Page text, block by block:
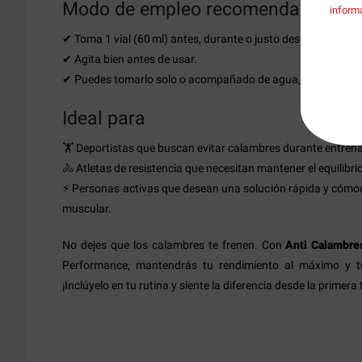
Modo de empleo recomendado
✔ Toma 1 vial (60 ml) antes, durante o justo después de tu
✔ Agita bien antes de usar.
✔ Puedes tomarlo solo o acompañado de agua, según tu
Ideal para
🏋️ Deportistas que buscan evitar calambres durante
🚴 Atletas de resistencia que necesitan mantener el
⚡ Personas activas que desean una solución rápida y
muscular.
No dejes que los calambres te frenen. ConAnti
Performance, mantendrás tu rendimiento al máximo y
¡Inclúyelo en tu rutina y siente la diferencia desde la primera